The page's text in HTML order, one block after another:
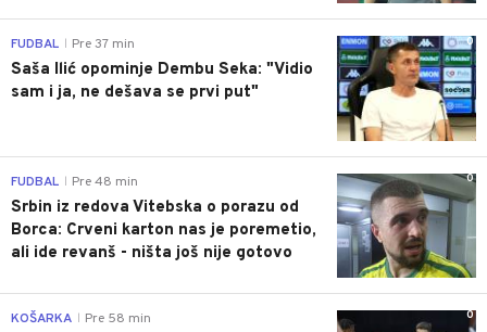
0
FUDBAL Pre 37 min
Saša Ilić opominje Dembu Seka: "Vidio
sam i ja, ne dešava se prvi put"
0
FUDBAL Pre 48 min
Srbin iz redova Vitebska o porazu od
Borca: Crveni karton nas je poremetio,
ali ide revanš - ništa još nije gotovo
0
KOŠARKA Pre 58 min